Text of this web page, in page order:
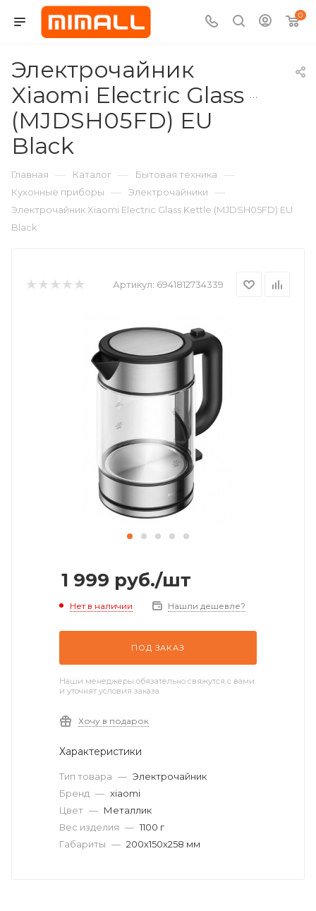
0
Электрочайник
Xiaomi Electric Glass
(MJDSH05FD) EU
Black
Главная — Каталог — Бытовая техника —
Кухонные приборы — Электрочайники —
Электрочайник Xiaomi Electric Glass Kettle (MJDSH05FD) EU
Black
Артикул: 6941812734339
1 999 руб./шт
Нет в наличии Нашли дешевле?
ПОД ЗАКАЗ
Наши менеджеры обязательно свяжутся с вами
и уточнят условия заказа
Хочу в подарок
Характеристики
Тип товара — Электрочайник
Бренд — xiaomi
Цвет — Металлик
Вес изделия — 1100 г
Габариты — 200х150х258 мм